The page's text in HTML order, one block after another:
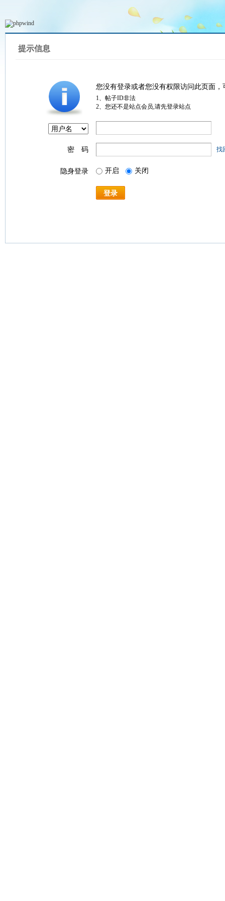
提示信息
您没有登录或者您没有权限访问此页面
1、帖子ID非法
2、您还不是站点会员,请先登录站点
密 码 找
隐身登录 开启 关闭
登录